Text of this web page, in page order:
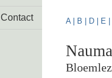
Contact A| B D E